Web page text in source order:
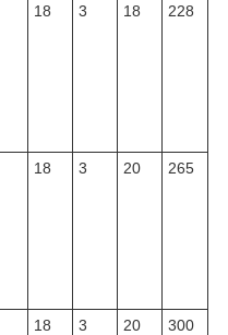
18 3 18 228
18 3 20 265
18 3 20 300